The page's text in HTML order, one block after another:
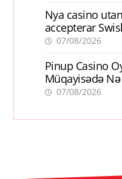
Nya casino
accepterar
07/08/2026
Pinup Casino
Müqayisədə
07/08/2026